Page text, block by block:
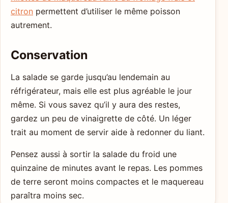
citron permettent d’utiliser le même poisson
autrement.
Conservation
La salade se garde jusqu’au lendemain au
réfrigérateur, mais elle est plus agréable le jour
même. Si vous savez qu’il y aura des restes,
gardez un peu de vinaigrette de côté. Un léger
trait au moment de servir aide à redonner du liant.
Pensez aussi à sortir la salade du froid une
quinzaine de minutes avant le repas. Les pommes
de terre seront moins compactes et le maquereau
paraîtra moins sec.